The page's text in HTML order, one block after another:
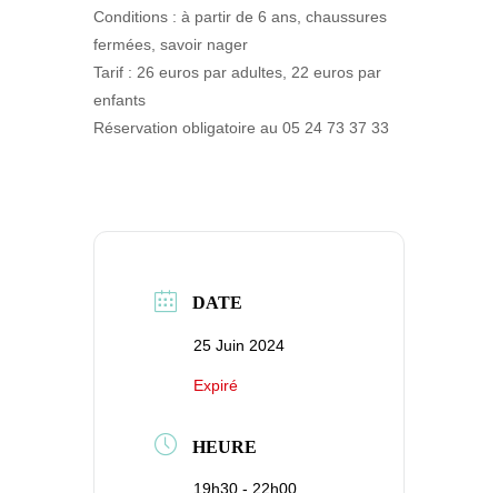
Conditions : à partir de 6 ans, chaussures
fermées, savoir nager
Tarif : 26 euros par adultes, 22 euros par
enfants
Réservation obligatoire au 05 24 73 37 33
DATE
25 Juin 2024
Expiré
HEURE
19h30 - 22h00